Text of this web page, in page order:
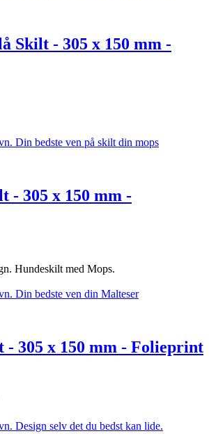
Skilt - 305 x 150 mm -
- 305 x 150 mm -
Hundeskilt med Mops.
- 305 x 150 mm - Folieprint